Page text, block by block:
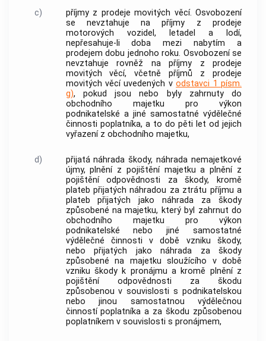
c)
příjmy z prodeje movitých věcí. Osvobození
se nevztahuje na příjmy z prodeje
motorových vozidel, letadel a lodí,
nepřesahuje-li doba mezi nabytím a
prodejem dobu jednoho roku. Osvobození se
nevztahuje rovněž na příjmy z prodeje
movitých věcí, včetně příjmů z prodeje
movitých věcí uvedených vodstavci 1 písm.
g), pokud jsou nebo byly zahrnuty do
obchodního majetku pro výkon
podnikatelské a jiné samostatné výdělečné
činnosti poplatníka, a to do pěti let od jejich
vyřazení z obchodního majetku,
d)
přijatá náhrada škody, náhrada nemajetkové
újmy, plnění z pojištění majetku a plnění z
pojištění odpovědnosti za škody, kromě
plateb přijatých náhradou za ztrátu příjmu a
plateb přijatých jako náhrada za škody
způsobené na majetku, který byl zahrnut do
obchodního majetku pro výkon
podnikatelské nebo jiné samostatné
výdělečné činnosti v době vzniku škody,
nebo přijatých jako náhrada za škody
způsobené na majetku sloužícího v době
vzniku škody k pronájmu a kromě plnění z
pojištění odpovědnosti za škodu
způsobenou v souvislosti s podnikatelskou
nebo jinou samostatnou výdělečnou
činností poplatníka a za škodu způsobenou
poplatníkem v souvislosti s pronájmem,